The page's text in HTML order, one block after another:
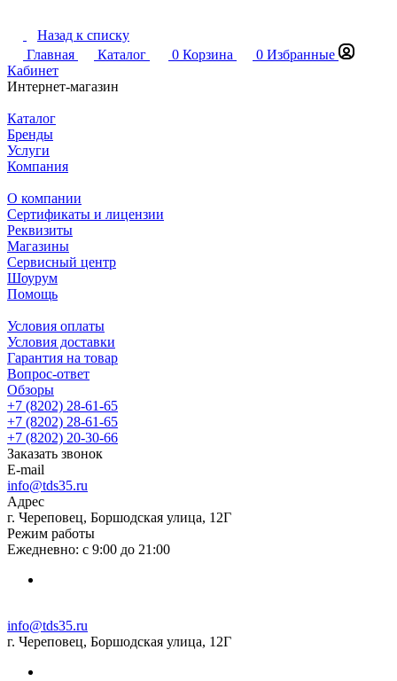
Назад к списку
Главная
Каталог 0 Корзина 0 Избранные
Кабинет
Интернет-магазин
Каталог
Бренды
Услуги
Компания
О компании
Сертификаты и лицензии
Реквизиты
Магазины
Сервисный центр
Шоурум
Помощь
Условия оплаты
Условия доставки
Гарантия на товар
Вопрос-ответ
Обзоры
+7 (8202) 28‑61-65
+7 (8202) 28‑61-65
+7 (8202) 20‑30-66
Заказать звонок
E-mail
info@tds35.ru
Адрес
г. Череповец, Боршодская улица, 12Г
Режим работы
Ежедневно: с 9:00 до 21:00
info@tds35.ru
г. Череповец, Боршодская улица, 12Г